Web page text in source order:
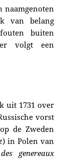
naamgenoten
van belang
buiten
volgt een
uit 1731 over
vorst
de Zweden
) in Polen van
genereaux